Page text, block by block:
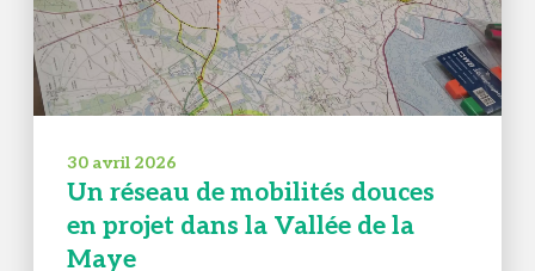
30 avril 2026
Un réseau de mobilités douces
en projet dans la Vallée de la
Maye